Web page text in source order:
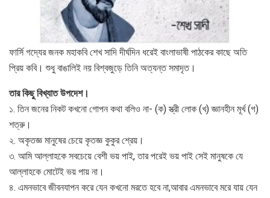
ফার্সি গদ্যের জনক মহাকবি শেখ সাদি দীর্ঘদিন ধরেই বাংলাভাষী পাঠকের কাছে অতি
প্রিয় কবি। শুধু বাঙালিই নয় বিশ্বজুড়ে তিনি অত্যন্ত সমাদৃত।
তার কিছু বিখ্যাত উপদেশ।
১. তিন জনের নিকট কখনো গোপন কথা বলিও না- (ক) স্ত্রী লোক (খ) জ্ঞানহীন মূর্খ (গ)
শত্রু।
২. অকৃতজ্ঞ মানুষের চেয়ে কৃতজ্ঞ কুকুর শ্রেয়।
৩. আমি আল্লাহকে সবচেয়ে বেশী ভয় পাই, তার পরেই ভয় পাই সেই মানুষকে যে
আল্লাহকে মোটেই ভয় পায় না।
৪. এমনভাবে জীবনযাপন করে যেন কখনো মরতে হবে না,আবার এমনভাবে মরে যায় যেন